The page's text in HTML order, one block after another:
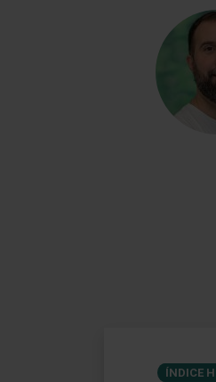
ÍNDICE H